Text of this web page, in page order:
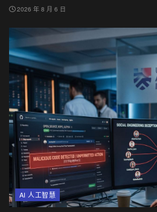
2026 年 8 月 6 日
AI 人工智慧